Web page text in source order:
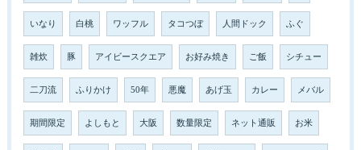
いなり 白桃 ワッフル タコつぼ 人間ドック ふぐ
雑炊 豚 アイビースクエア お好み焼き ご飯 シチュー
二刀流 ふりかけ 50年 悪魔 あげ玉 カレー メバル
期間限定 よしもと 大阪 数量限定 ネット通販 お米